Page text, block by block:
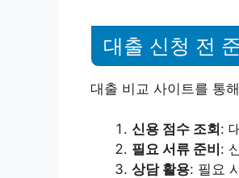
대출 신청 전
대출 비교 사이트를 통
신용 점수 조회 :
필요 서류 준비 :
상담 활용: 필요